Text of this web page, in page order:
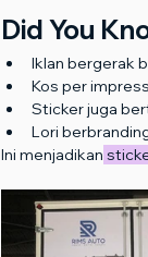
Did You
Iklan bergerak
Kos per
Sticker juga
Lori
Ini menjadikan